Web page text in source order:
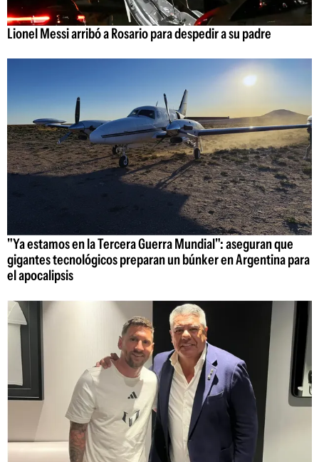
Lionel Messi arribó a Rosario para despedir a su padre
"Ya estamos en la Tercera Guerra Mundial": aseguran que
gigantes tecnológicos preparan un búnker en Argentina para
el apocalipsis